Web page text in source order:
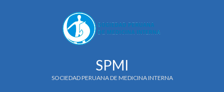
SPMI
SOCIEDAD PERUANA DE MEDICINA INTERNA